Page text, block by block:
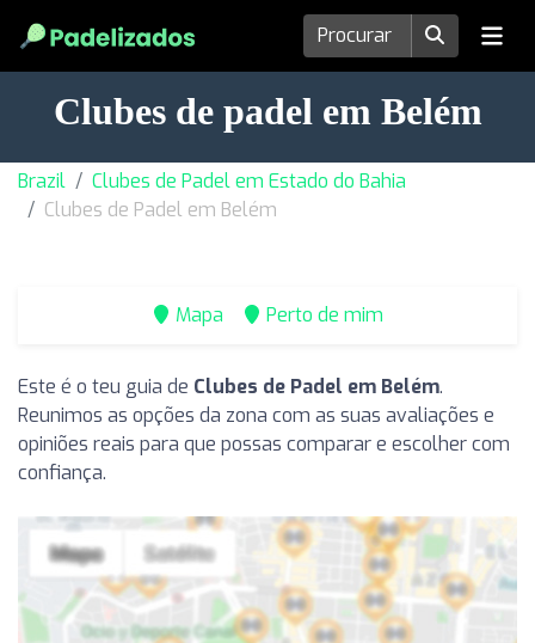
Clubes de padel em Belém
Brazil
Clubes de Padel em Estado do Bahia
Clubes de Padel em Belém
Mapa Perto de mim
Este é o teu guia de Clubes de Padel em Belém.
Reunimos as opções da zona com as suas avaliações e
opiniões reais para que possas comparar e escolher com
confiança.